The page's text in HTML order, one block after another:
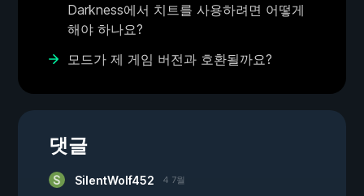
Darkness에서 치트를 사용하려면 어떻게
해야 하나요?
모드가 제 게임 버전과 호환될까요?
댓글
SilentWolf452 4 7월